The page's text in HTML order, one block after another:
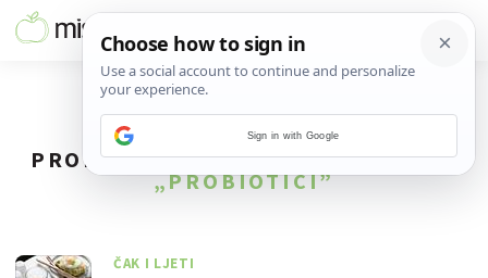
PRONAĐENO49REZULTATA ZA TAG
„PROBIOTICI”
ČAK I LJETI
Sign in with Google